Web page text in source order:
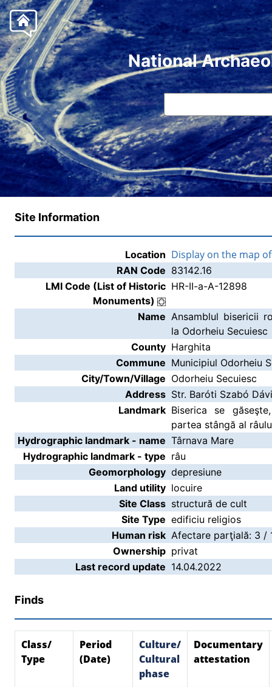
National
Site Information
Location Display on the map
RAN Code 83142.16
LMI Code (List of Historic
Monuments)
HR-II-a-A-12898
Name Ansamblul bisericii
la Odorheiu Secuiesc
County Harghita
Commune Municipiul Odorheiu
City/Town/Village Odorheiu Secuiesc
Address Str. Baróti Szabó
Landmark Biserica se
partea stângă al
Hydrographic landmark - name Târnava Mare
Hydrographic landmark - type râu
Geomorphology depresiune
Land utility locuire
Site Class structură de cult
Site Type edificiu religios
Human risk Afectare parţială: 3 /
Ownership privat
Last record update 14.04.2022
Finds
Class/
Type
Period
(Date)
Culture/
Cultural
phase
Documentary
attestation